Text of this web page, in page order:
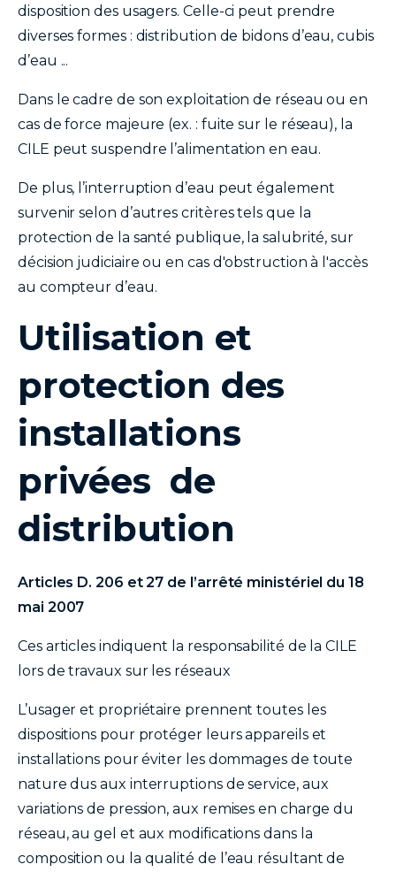
disposition des usagers. Celle-ci peut prendre
diverses formes : distribution de bidons d’eau, cubis
d’eau ...
Dans le cadre de son exploitation de réseau ou en
cas de force majeure (ex. : fuite sur le réseau), la
CILE peut suspendre l’alimentation en eau.
De plus, l’interruption d’eau peut également
survenir selon d’autres critères tels que la
protection de la santé publique, la salubrité, sur
décision judiciaire ou en cas d'obstruction à l'accès
au compteur d’eau.
Utilisation et
protection des
installations
privées de
distribution
Articles D. 206 et 27 de l’arrêté ministériel du 18
mai 2007
Ces articles indiquent la responsabilité de la CILE
lors de travaux sur les réseaux
L’usager et propriétaire prennent toutes les
dispositions pour protéger leurs appareils et
installations pour éviter les dommages de toute
nature dus aux interruptions de service, aux
variations de pression, aux remises en charge du
réseau, au gel et aux modifications dans la
composition ou la qualité de l’eau résultant de